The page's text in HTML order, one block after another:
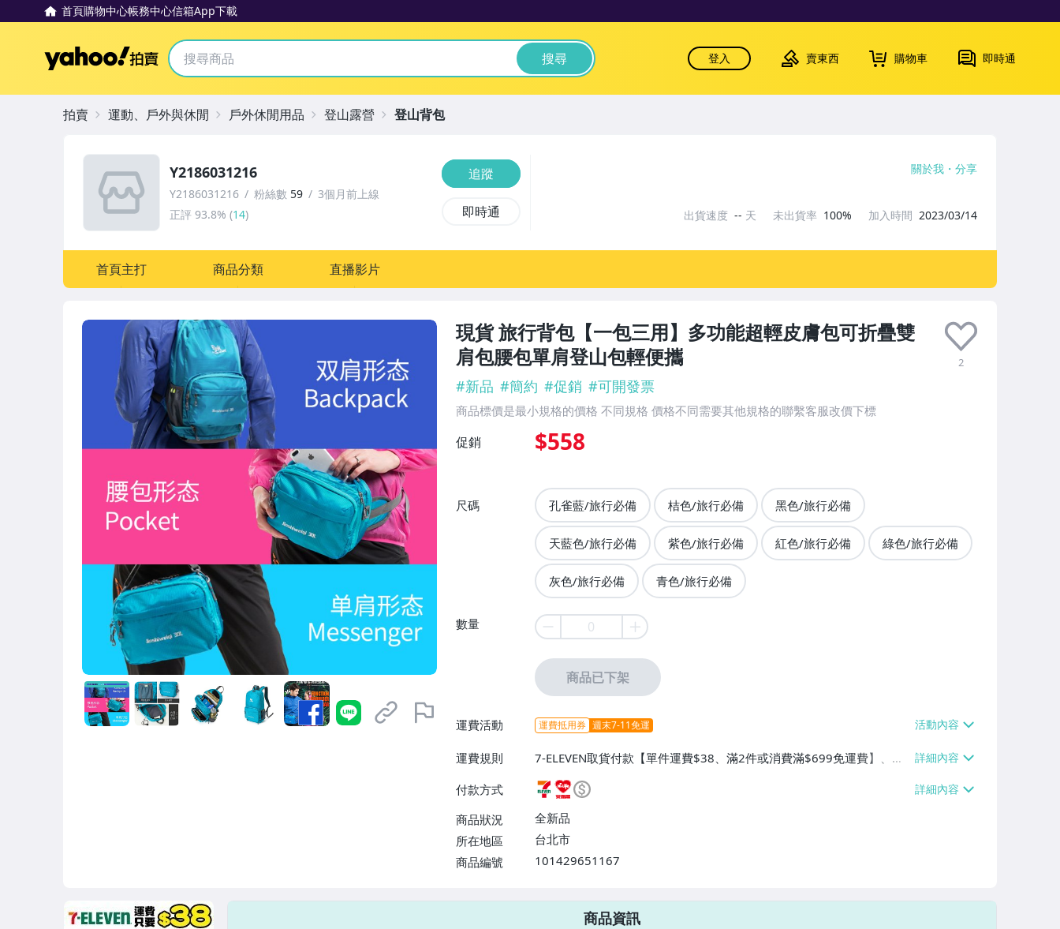
首頁購物中心帳務中心信箱App下載
Yahoo拍賣 搜尋 登入 賣東西 購物車 即時通
現貨 旅行背包【一包三用】多功能超輕皮膚包可折疊雙
肩包腰包單肩登山包輕便攜
2
#新品 #簡約 #促銷 #可開發票
商品標價是最小規格的價格 不同規格 價格不同需要其他規格的聯繫客服改價下標
促銷 $558
尺碼 孔雀藍/旅行必備 桔色/旅行必備 黑色/旅行必備
天藍色/旅行必備 紫色/旅行必備 紅色/旅行必備 綠色/旅行必備
灰色/旅行必備 青色/旅行必備
數量
商品已下架
運費活動 運費抵用券 週末7-11免運
運費規則
7-ELEVEN取貨付款【單件運費$38、滿2件或消費滿$699免運費】、萊
爾富取貨付款【單件運費$60、滿2件或消費滿$699免運費】、宅配/貨
運【單件運費$80、滿2件或消費滿$999免運費】
付款方式
商品狀況
全新品
所在地區
台北市
商品編號
101429651167
7-ELEVEN 運費只要38元
不限金額、筆數，筆筆優惠無限次！
Y2186031216
Y2186031216 粉絲數 59
3個月前上線
正評 93.8% (14)
追蹤
即時通
關於我 分享
出貨速度 -- 天 未出貨率 100% 加入時間 2023/03/14
首頁主打 商品分類 直播影片
拍賣 運動、戶外與休閒 戶外休閒用品 登山露營 登山背包
商品資訊